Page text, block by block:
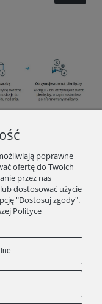
poprawne
ofertę do Twoich
przez nas
dostosować użycie
"Dostosuj zgody".
Polityce